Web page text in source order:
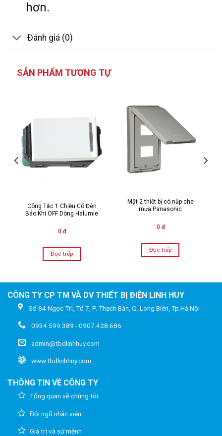
hơn.
Đánh giá (0)
SẢN PHẨM TƯƠNG TỰ
Công Tắc 1 Chiều Có Đèn
Báo Khi OFF Dòng Halumie
0 đ
Đọc tiếp
Mặt 2 thiết bị có nắp che
mưa Panasonic
0 đ
Đọc tiếp
CÔNG TY CP TM VÀ DV THIẾT BỊ ĐIỆN LINH HUY
Số 84 Ngọc Trì, Tổ 7, P. Thạch Bàn, Q. Long Biên, Tp.Hà Nội
0934.599.389 - 0907.428.686
admin@tbdlinhhuy.com
www.tbdlinhhuy.com
THÔNG TIN VỀ CÔNG TY
Tổng quan về chúng tôi
Đội ngũ nhân viên
Giá trị và sứ mệnh